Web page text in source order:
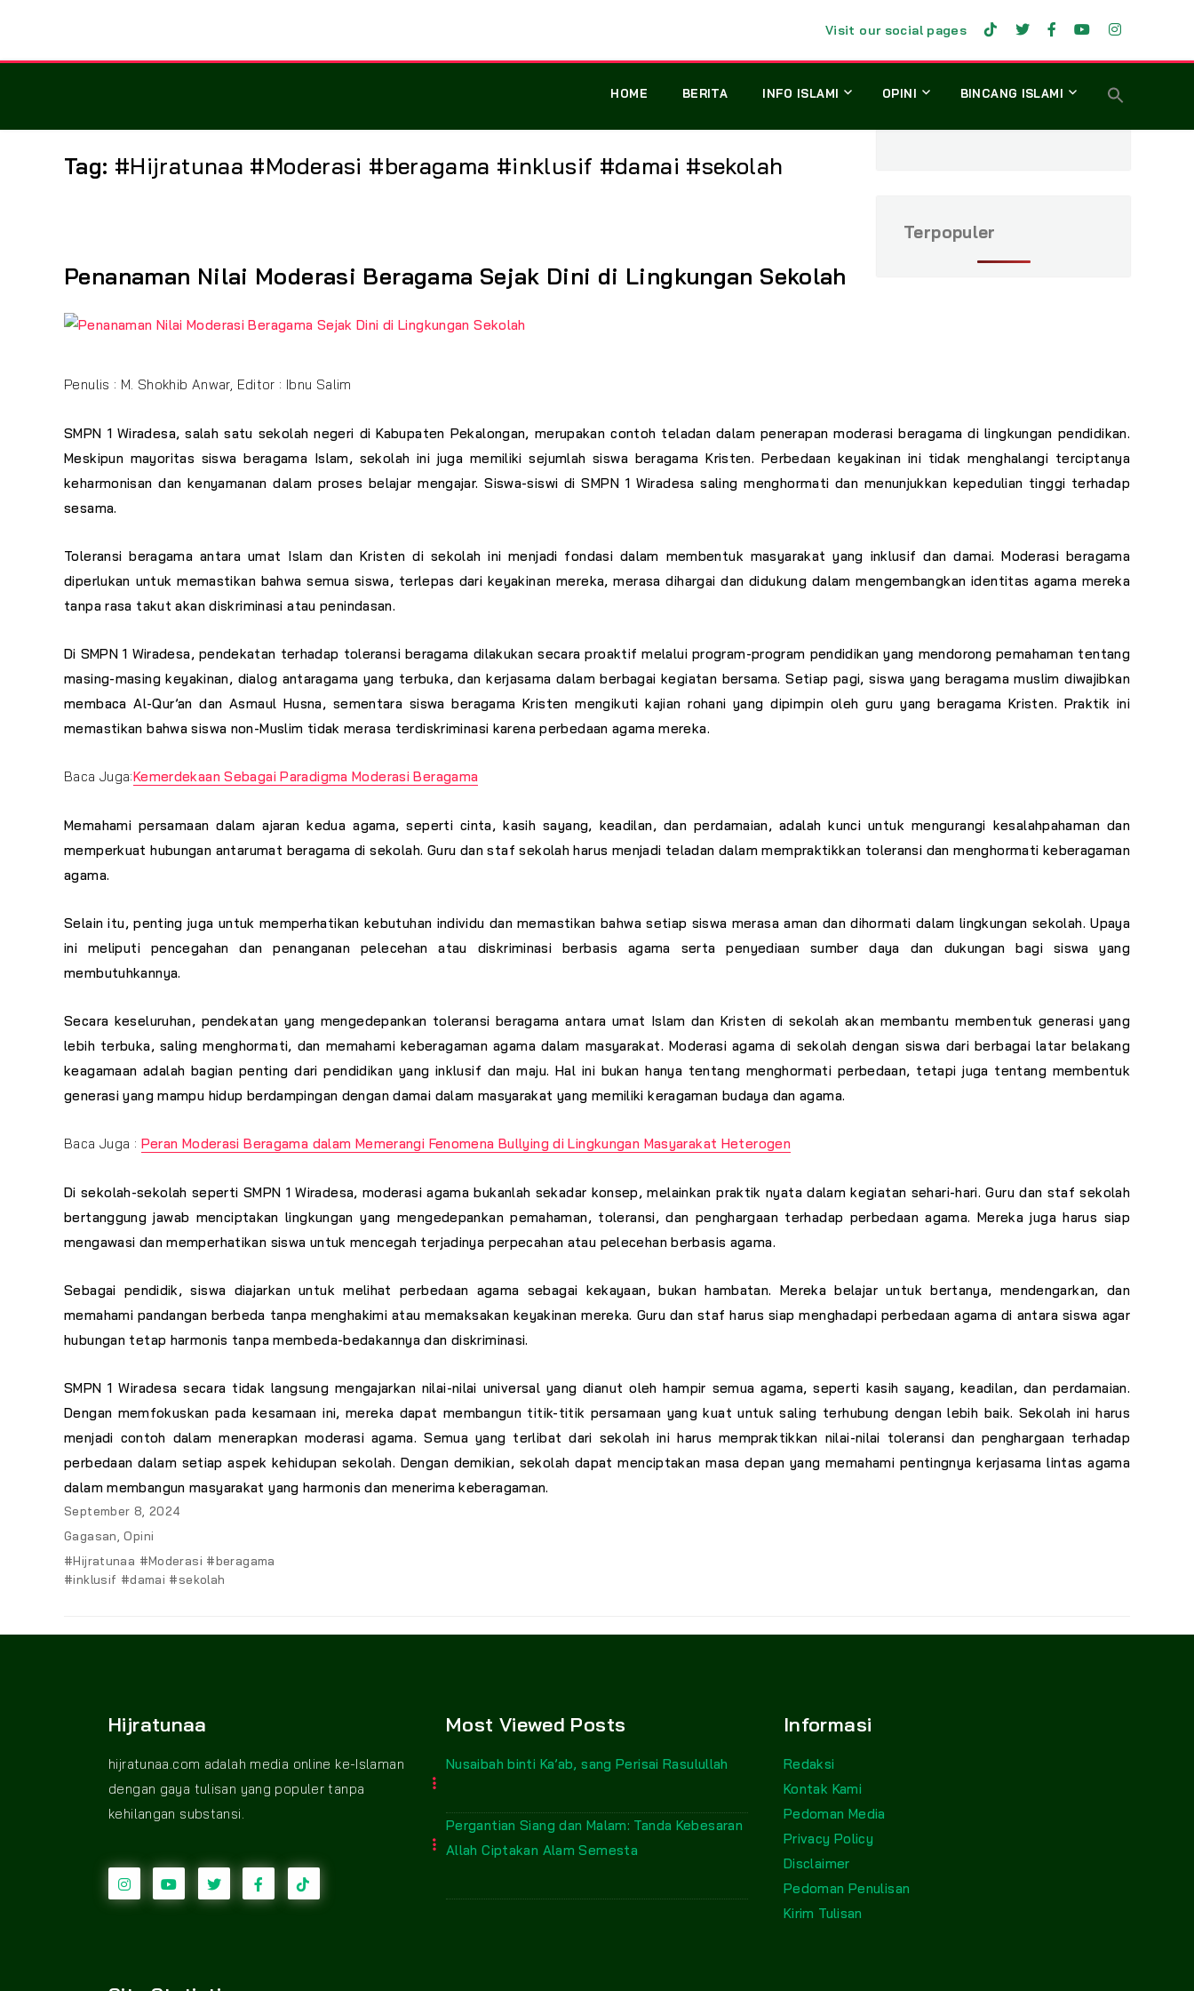
Visit our social pages
HOME BERITA INFO ISLAMI OPINI BINCANG ISLAMI
Tag: #Hijratunaa #Moderasi #beragama #inklusif #damai #sekolah
Penanaman Nilai Moderasi Beragama Sejak Dini di Lingkungan Sekolah
Penulis : M. Shokhib Anwar, Editor : Ibnu Salim
SMPN 1 Wiradesa, salah satu sekolah negeri di Kabupaten Pekalongan, merupakan contoh teladan dalam penerapan moderasi beragama di lingkungan pendidikan.
Meskipun mayoritas siswa beragama Islam, sekolah ini juga memiliki sejumlah siswa beragama Kristen. Perbedaan keyakinan ini tidak menghalangi terciptanya
keharmonisan dan kenyamanan dalam proses belajar mengajar. Siswa-siswi di SMPN 1 Wiradesa saling menghormati dan menunjukkan kepedulian tinggi terhadap
sesama.
Toleransi beragama antara umat Islam dan Kristen di sekolah ini menjadi fondasi dalam membentuk masyarakat yang inklusif dan damai. Moderasi beragama
diperlukan untuk memastikan bahwa semua siswa, terlepas dari keyakinan mereka, merasa dihargai dan didukung dalam mengembangkan identitas agama mereka
tanpa rasa takut akan diskriminasi atau penindasan.
Di SMPN 1 Wiradesa, pendekatan terhadap toleransi beragama dilakukan secara proaktif melalui program-program pendidikan yang mendorong pemahaman tentang
masing-masing keyakinan, dialog antaragama yang terbuka, dan kerjasama dalam berbagai kegiatan bersama. Setiap pagi, siswa yang beragama muslim diwajibkan
membaca Al-Qur’an dan Asmaul Husna, sementara siswa beragama Kristen mengikuti kajian rohani yang dipimpin oleh guru yang beragama Kristen. Praktik ini
memastikan bahwa siswa non-Muslim tidak merasa terdiskriminasi karena perbedaan agama mereka.
Baca Juga:Kemerdekaan Sebagai Paradigma Moderasi Beragama
Memahami persamaan dalam ajaran kedua agama, seperti cinta, kasih sayang, keadilan, dan perdamaian, adalah kunci untuk mengurangi kesalahpahaman dan
memperkuat hubungan antarumat beragama di sekolah. Guru dan staf sekolah harus menjadi teladan dalam mempraktikkan toleransi dan menghormati keberagaman
agama.
Selain itu, penting juga untuk memperhatikan kebutuhan individu dan memastikan bahwa setiap siswa merasa aman dan dihormati dalam lingkungan sekolah. Upaya
ini meliputi pencegahan dan penanganan pelecehan atau diskriminasi berbasis agama serta penyediaan sumber daya dan dukungan bagi siswa yang
membutuhkannya.
Secara keseluruhan, pendekatan yang mengedepankan toleransi beragama antara umat Islam dan Kristen di sekolah akan membantu membentuk generasi yang
lebih terbuka, saling menghormati, dan memahami keberagaman agama dalam masyarakat. Moderasi agama di sekolah dengan siswa dari berbagai latar belakang
keagamaan adalah bagian penting dari pendidikan yang inklusif dan maju. Hal ini bukan hanya tentang menghormati perbedaan, tetapi juga tentang membentuk
generasi yang mampu hidup berdampingan dengan damai dalam masyarakat yang memiliki keragaman budaya dan agama.
Baca Juga : Peran Moderasi Beragama dalam Memerangi Fenomena Bullying di Lingkungan Masyarakat Heterogen
Di sekolah-sekolah seperti SMPN 1 Wiradesa, moderasi agama bukanlah sekadar konsep, melainkan praktik nyata dalam kegiatan sehari-hari. Guru dan staf sekolah
bertanggung jawab menciptakan lingkungan yang mengedepankan pemahaman, toleransi, dan penghargaan terhadap perbedaan agama. Mereka juga harus siap
mengawasi dan memperhatikan siswa untuk mencegah terjadinya perpecahan atau pelecehan berbasis agama.
Sebagai pendidik, siswa diajarkan untuk melihat perbedaan agama sebagai kekayaan, bukan hambatan. Mereka belajar untuk bertanya, mendengarkan, dan
memahami pandangan berbeda tanpa menghakimi atau memaksakan keyakinan mereka. Guru dan staf harus siap menghadapi perbedaan agama di antara siswa agar
hubungan tetap harmonis tanpa membeda-bedakannya dan diskriminasi.
SMPN 1 Wiradesa secara tidak langsung mengajarkan nilai-nilai universal yang dianut oleh hampir semua agama, seperti kasih sayang, keadilan, dan perdamaian.
Dengan memfokuskan pada kesamaan ini, mereka dapat membangun titik-titik persamaan yang kuat untuk saling terhubung dengan lebih baik. Sekolah ini harus
menjadi contoh dalam menerapkan moderasi agama. Semua yang terlibat dari sekolah ini harus mempraktikkan nilai-nilai toleransi dan penghargaan terhadap
perbedaan dalam setiap aspek kehidupan sekolah. Dengan demikian, sekolah dapat menciptakan masa depan yang memahami pentingnya kerjasama lintas agama
dalam membangun masyarakat yang harmonis dan menerima keberagaman.
Posted
on
September 8, 2024
Categories
Gagasan ,Opini
Tags
#Hijratunaa #Moderasi #beragama
#inklusif #damai #sekolah
Terpopuler
Hijratunaa
hijratunaa.com adalah media online ke-Islaman
dengan gaya tulisan yang populer tanpa
kehilangan substansi.
Most Viewed Posts
Nusaibah binti Ka’ab, sang Perisai Rasulullah
Pergantian Siang dan Malam: Tanda Kebesaran
Allah Ciptakan Alam Semesta
Informasi
Redaksi
Kontak Kami
Pedoman Media
Privacy Policy
Disclaimer
Pedoman Penulisan
Kirim Tulisan